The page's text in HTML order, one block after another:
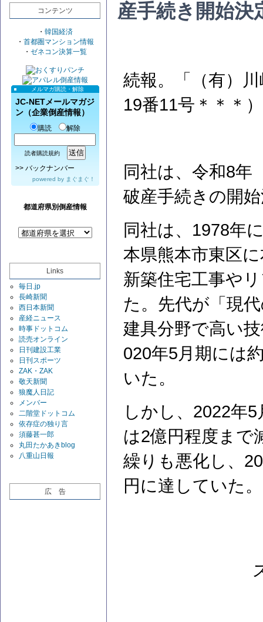
コンテンツ
・ 韓国経済
・ 首都圏マンション情報
・ ゼネコン決算一覧
メルマガ購読・解除
JC-NETメールマガジ
ン（企業倒産情報）
購読 解除
読者購読規約
>> バックナンバー
powered by まぐまぐ！
都道府県別倒産情報
Links
毎日.jp
長崎新聞
西日本新聞
産経ニュース
時事ドットコム
読売オンライン
日刊建設工業
日刊スポーツ
ZAK・ZAK
敬天新聞
狼魔人日記
メンバー
二階堂ドットコム
依存症の独り言
須藤甚一郎
丸田たかあきblog
八重山日報
広 告
産手続き開始
続報。「（有）
19番11号＊＊＊
同社は、令和8年
破産手続きの開
同社は、1978年
本県熊本市東区
新築住宅工事や
た。先代が「現
建具分野で高い
020年5月期には
いた。
しかし、2022年
は2億円程度まで
繰りも悪化し、
円に達していた。